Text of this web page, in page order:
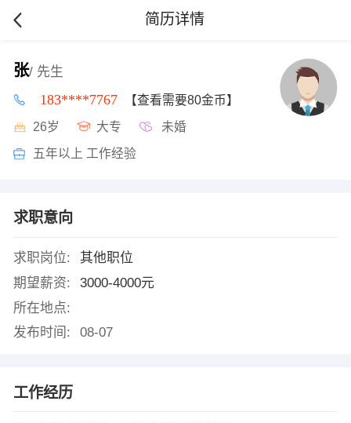
简历详情
张/ 先生
183****7767 【查看需要80金币】
26岁 大专 未婚
五年以上 工作经验
求职意向
求职岗位:
其他职位
期望薪资:
3000-4000元
所在地点:
发布时间:
08-07
工作经历